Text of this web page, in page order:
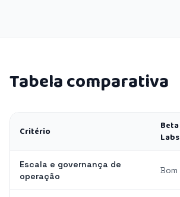
Tabela comparativa
Critério
Beta
Labs
Escala e governança de
operação
Bom